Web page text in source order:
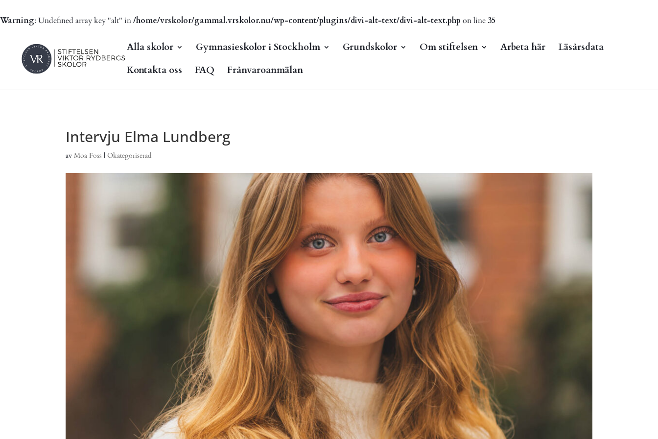
Warning: Undefined array key "alt" in/home/vrskolor/gammal.vrskolor.nu/wp-content/plugins/divi-alt-text/divi-alt-text.php on line35
Alla skolor Gymnasieskolor i Stockholm Grundskolor Om stiftelsen Arbeta här
Läsårsdata
Kontakta oss
FAQ Frånvaroanmälan
Intervju Elma Lundberg
avMoa Foss |Okategoriserad